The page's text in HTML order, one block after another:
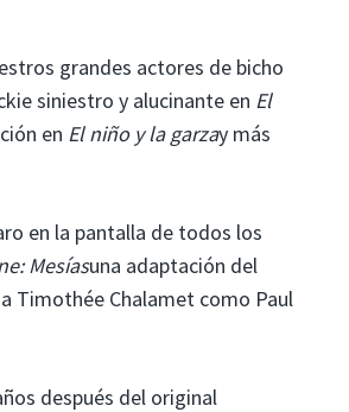
grandes actores de bicho
siniestro y alucinante en El
en El niño y la garzay más
en la pantalla de todos los
Mesíasuna adaptación del
Timothée Chalamet como Paul
después del original